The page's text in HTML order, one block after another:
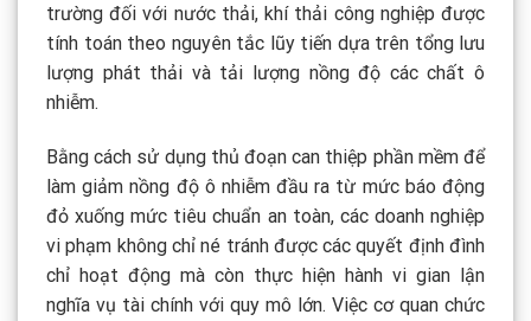
trường đối với nước thải, khí thải công nghiệp được
tính toán theo nguyên tắc lũy tiến dựa trên tổng lưu
lượng phát thải và tải lượng nồng độ các chất ô
nhiễm.
Bằng cách sử dụng thủ đoạn can thiệp phần mềm để
làm giảm nồng độ ô nhiễm đầu ra từ mức báo động
đỏ xuống mức tiêu chuẩn an toàn, các doanh nghiệp
vi phạm không chỉ né tránh được các quyết định đình
chỉ hoạt động mà còn thực hiện hành vi gian lận
nghĩa vụ tài chính với quy mô lớn. Việc cơ quan chức